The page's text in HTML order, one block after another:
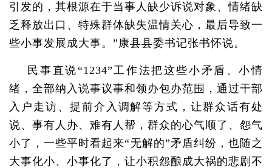
引发的，其根源在于当事人缺少诉说对象、情绪缺
乏释放出口、特殊群体缺失温情关心，最后导致一
些小事发展成大事。”康县县委书记张书怀说。
民事直说“1234”工作法把这些小矛盾、小情
绪，全部纳入说事议事和领办包办范围，通过干部
入户走访、提前介入调解等方式，让群众话有处
说、事有人办、难有人帮，群众的心气顺了、怨气
小了，一些平时看起来“无解的”矛盾纠纷，也随之
大事化小、小事化了，让小积怨酿成大祸的悲剧不